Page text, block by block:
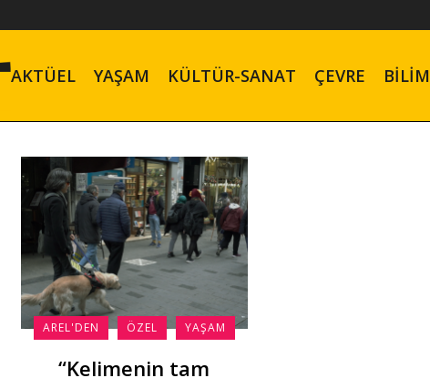
AKTÜEL YAŞAM KÜLTÜR-SANAT ÇEVRE BILIM
AREL'DEN ÖZEL YAŞAM
“Kelimenin tam